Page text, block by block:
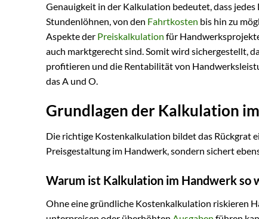
Genauigkeit in der Kalkulation bedeutet, dass
Stundenlöhnen, von den Fahrtkosten bis hin zu
Aspekte der Preiskalkulation für
auch marktgerecht sind. Somit wird sichergestellt,
profitieren und die Rentabilität von
das A und O.
Grundlagen der Kalkulation
Die richtige Kostenkalkulation bildet das Rückgrat
Preisgestaltung im Handwerk, sondern sichert
Warum ist Kalkulation im Handwerk so
Ohne eine gründliche Kostenkalkulation riskieren